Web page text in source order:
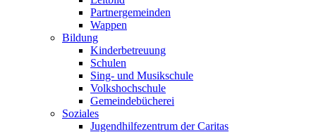
Partnergemeinden
Wappen
Bildung
Kinderbetreuung
Schulen
Sing- und Musikschule
Volkshochschule
Gemeindebücherei
Soziales
Jugendhilfezentrum der Caritas